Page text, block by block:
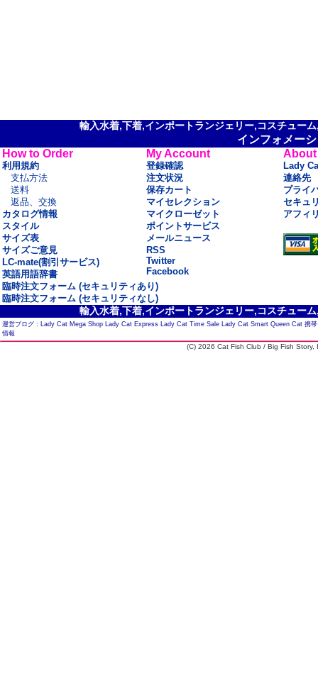
輸入水着,下着,インポートランジェリー,コスチュー
インフォメー
How to Order
利用規約
支払方法
送料
返品、交換
カタログ情報
スタイル
サイズ表
サイズご意見
LC-mate(割引サービス)
英語用語辞書
My Account
登録確認
注文状況
保存カート
マイセレクション
マイクローゼット
ポイントサービス
メールニュース
RSS
Twitter
Facebook
About
Lady
連絡先
プライ
セキュ
アフィ
臨時注文フォーム (セキュリティあり)
臨時注文フォーム (セキュリティなし)
輸入水着,下着,インポートランジェリー,コスチュー
運営ブログ : Lady Cat Mega Shop Lady Cat Express Lady Cat Time Sale Lady Cat Smart Queen Cat 携
情報
(C) 2026 Cat Fish Club / Big Fish Story,